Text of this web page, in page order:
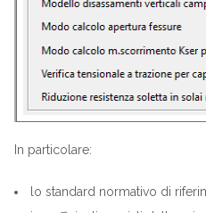
In particolare:
lo standard normativo di